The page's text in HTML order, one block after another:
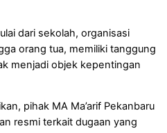
dari sekolah, organisasi
orang tua, memiliki tanggung
menjadi objek kepentingan
pihak MA Ma’arif Pekanbaru
resmi terkait dugaan yang